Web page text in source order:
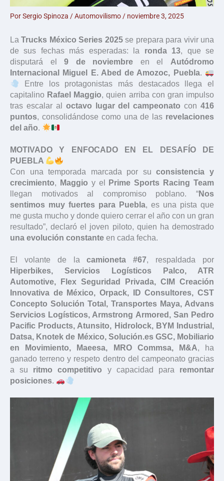
PorSergio Spinoza /Automovilismo / noviembre 3, 2025
LaTrucks México Series 2025se prepara para vivir una
de sus fechas más esperadas: la ronda 13, que se
disputará el9 de noviembre en el Autódromo
Internacional Miguel E. Abed de Amozoc, Puebla.
Entre los protagonistas más destacados llega el
capitalino Rafael Maggio, quien arriba con gran impulso
tras escalar al octavo lugar del campeonatocon 416
puntos, consolidándose como una de las revelaciones
del año.
MOTIVADO Y ENFOCADO EN EL DESAFÍO DE
PUEBLA
Con una temporada marcada por suconsistencia y
crecimiento, Maggio y el
Prime Sports Racing Team
llegan motivados al compromiso poblano. “Nos
sentimos muy fuertes para Puebla, es una pista que
me gusta mucho y donde quiero cerrar el año con un gran
resultado”, declaró el joven piloto, quien ha demostrado
una evolución constante en cada fecha.
El volante de lacamioneta #67, respaldada por
Hiperbikes, Servicios Logísticos Palco, ATR
Automotive, Flex Seguridad Privada, CIM Creación
Innovativa de México, Orpack, ID Consultores, CST
Concepto Solución Total, Transportes Maya, Advans
Servicios Logísticos, Armstrong Armored, San Pedro
Pacific Products, Atunsito, Hidrolock, BYM Industrial,
Datsa, Knotek de México, Solución.es GSC, Mobiliario
en Movimiento, Maeesa, MRO Commsa, M&A, ha
ganado terreno y respeto dentro del campeonato gracias
a su ritmo competitivo y capacidad para remontar
posiciones.